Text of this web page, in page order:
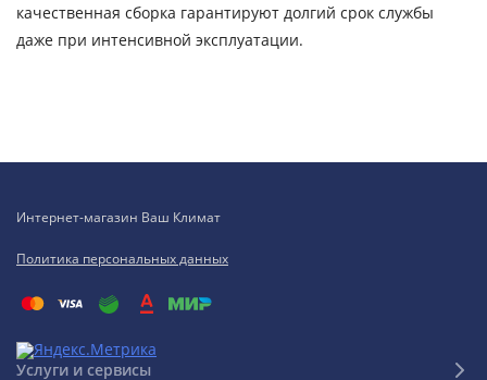
качественная сборка гарантируют долгий срок службы
даже при интенсивной эксплуатации.
Интернет-магазин Ваш Климат
Политика персональных данных
Услуги и сервисы